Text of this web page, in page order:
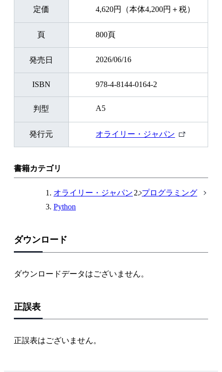
定価 4,620円（本体4,200円＋税）
頁 800頁
発売日 2026/06/16
ISBN 978-4-8144-0164-2
判型 A5
発行元 オライリー・ジャパン
外
書籍カテゴリ
オライリー・ジャパン
プログラミング
Python
ダウンロード
ダウンロードデータはございません。
正誤表
正誤表はございません。